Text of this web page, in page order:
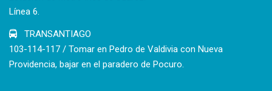
Línea 6.
TRANSANTIAGO
103-114-117 / Tomar en Pedro de Valdivia con Nueva
Providencia, bajar en el paradero de Pocuro.